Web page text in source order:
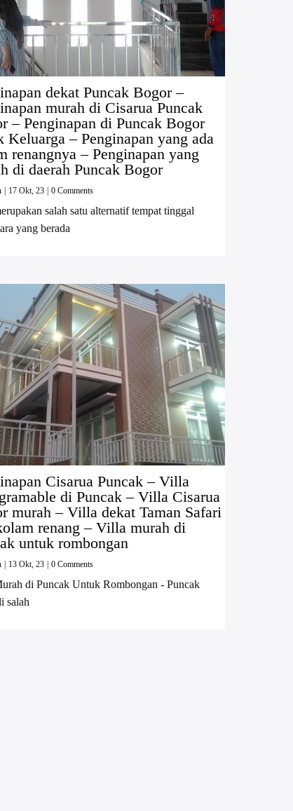
dekat Puncak Bogor –
murah di Cisarua Puncak
– Penginapan di Puncak Bogor
Keluarga – Penginapan yang ada
renangnya – Penginapan yang
di daerah Puncak Bogor
17 Okt, 23 0 Comments
salah satu alternatif tempat tinggal
yang berada
Cisarua Puncak – Villa
di Puncak – Villa Cisarua
murah – Villa dekat Taman Safari
renang – Villa murah di
untuk rombongan
13 Okt, 23 0 Comments
di Puncak Untuk Rombongan - Puncak
salah